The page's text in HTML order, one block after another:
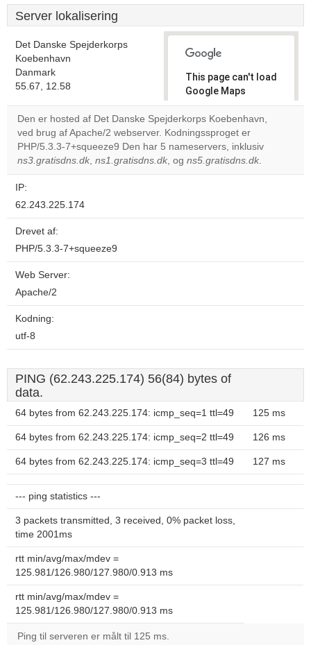
Server lokalisering
Det Danske Spejderkorps
Koebenhavn
Danmark
55.67, 12.58
This page can't load
Google Maps
correctly.
Do you
own this
website?
OK
Den er hosted af Det Danske Spejderkorps Koebenhavn,
ved brug af Apache/2 webserver. Kodningssproget er
PHP/5.3.3-7+squeeze9 Den har 5 nameservers, inklusiv
ns3.gratisdns.dk, ns1.gratisdns.dk, og ns5.gratisdns.dk.
IP:
62.243.225.174
Drevet af:
PHP/5.3.3-7+squeeze9
Web Server:
Apache/2
Kodning:
utf-8
PING (62.243.225.174) 56(84) bytes of
data.
64 bytes from 62.243.225.174: icmp_seq=1 ttl=49 125 ms
64 bytes from 62.243.225.174: icmp_seq=2 ttl=49 126 ms
64 bytes from 62.243.225.174: icmp_seq=3 ttl=49 127 ms
--- ping statistics ---
3 packets transmitted, 3 received, 0% packet loss,
time 2001ms
rtt min/avg/max/mdev =
125.981/126.980/127.980/0.913 ms
rtt min/avg/max/mdev =
125.981/126.980/127.980/0.913 ms
Ping til serveren er målt til 125 ms.